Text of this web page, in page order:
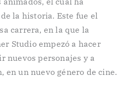
la historia. Este fue el
carrera, en la que la
Studio empezó a hacer
nuevos personajes y a
en un nuevo género de cine.